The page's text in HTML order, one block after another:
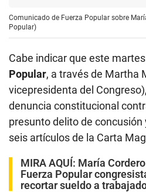
Comunicado de Fuerza Popular sobre
Popular)
Cabe indicar que este
Popular, a través de Martha
vicepresidenta del
denuncia constitucional
presunto delito de concusión
seis artículos de la Carta
MIRA AQUÍ: María
Fuerza Popular
recortar sueldo a